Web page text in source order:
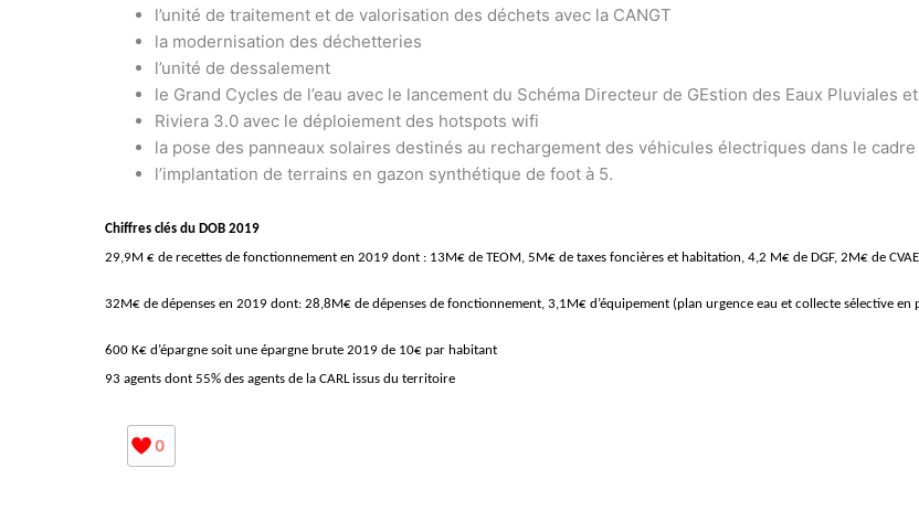
l’unité de traitement et de valorisation des déchets avec la CANGT
la modernisation des déchetteries
l’unité de dessalement
le Grand Cycles de l’eau avec le lancement du Schéma Directeur de GEstion des Eaux Pluviales
Riviera 3.0 avec le déploiement des hotspots wifi
la pose des panneaux solaires destinés au rechargement des véhicules électriques dans le cadre
l’implantation de terrains en gazon synthétique de foot à 5.
Chiffres clés du DOB 2019
29,9M € de recettes de fonctionnement en 2019 dont : 13M€ de TEOM, 5M€ de taxes foncières et habitation, 4,2 M€ de DGF, 2M€ de CVAE
32M€ de dépenses en 2019 dont: 28,8M€ de dépenses de fonctionnement, 3,1M€ d’équipement (plan urgence eau et collecte sélective en
600 K€ d’épargne soit une épargne brute 2019 de 10€ par habitant
93 agents dont 55% des agents de la CARL issus du territoire
0